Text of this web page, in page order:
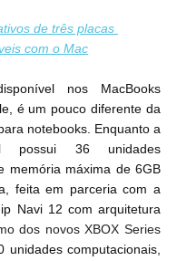
de três placas
com o Mac
nos MacBooks
é um pouco diferente da
notebooks. Enquanto a
possui 36 unidades
memória máxima de 6GB
feita em parceria com a
dos novos XBOX Series
unidades computacionais,